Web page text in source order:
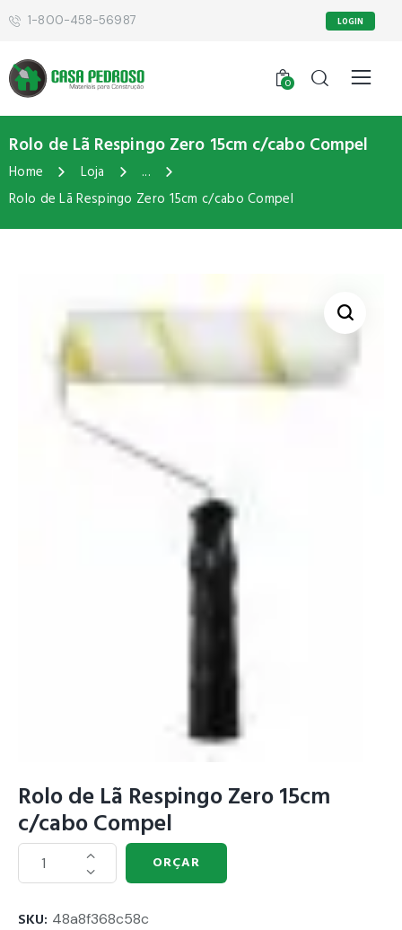
1-800-458-56987 LOGIN
0
Rolo de Lã Respingo Zero 15cm c/cabo Compel
Home Loja
...
Rolo de Lã Respingo Zero 15cm c/cabo Compel
Rolo de Lã Respingo Zero 15cm
c/cabo Compel
ORÇAR
SKU: 48a8f368c58c